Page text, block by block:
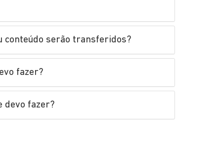
conteúdo serão transferidos?
fazer?
devo fazer?